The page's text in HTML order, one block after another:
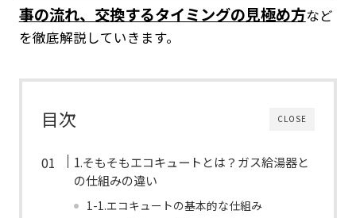
事の流れ、交換するタイミングの見極め方など
を徹底解説していきます。
CLOSE
目次
1.そもそもエコキュートとは？ガス給湯器と
の仕組みの違い
1-1.エコキュートの基本的な仕組み